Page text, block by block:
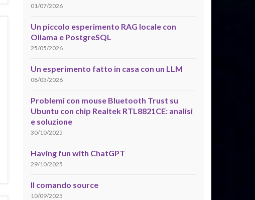
01/07/2026
Un piccolo esperimento RAG locale con
Ollama e PostgreSQL
25/05/2026
Un esperimento fatto in casa con un LLM
08/03/2026
Problemi con mouse Bluetooth Trust su
Ubuntu con chip Realtek RTL8821CE: analisi
e soluzione
30/10/2025
Having fun with ChatGPT
29/10/2025
Il comando source
10/09/2025